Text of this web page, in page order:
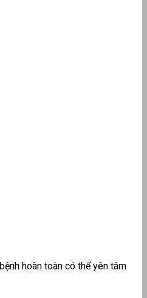
hoàn toàn có thể yên tâm